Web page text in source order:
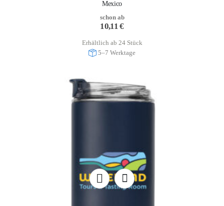
Mexico
schon ab
10,11€
Erhältlich ab 24 Stück
5–7 Werktage